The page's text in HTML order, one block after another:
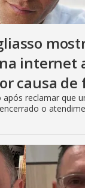
internet
causa de
reclamar que
o